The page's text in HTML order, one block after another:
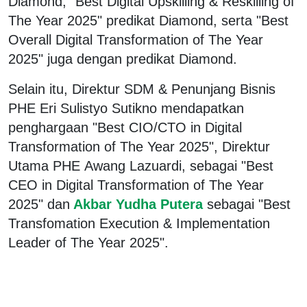
The Year 2025" predikat Diamond, serta "Best
Overall Digital Transformation of The Year
2025" juga dengan predikat Diamond.
Selain itu, Direktur SDM & Penunjang Bisnis
PHE Eri Sulistyo Sutikno mendapatkan
penghargaan "Best CIO/CTO in Digital
Transformation of The Year 2025", Direktur
Utama PHE Awang Lazuardi, sebagai "Best
CEO in Digital Transformation of The Year
2025" dan Akbar Yudha Putera sebagai "Best
Transfomation Execution & Implementation
Leader of The Year 2025".